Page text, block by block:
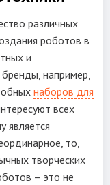
различных
роботов в
и
например,
наборов для
всех
является
то,
творческих
– это не